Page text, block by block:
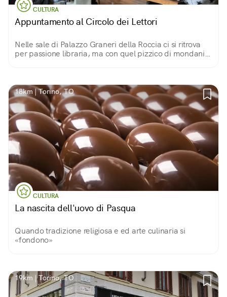
CULTURA
Appuntamento al Circolo dei Lettori
Nelle sale di Palazzo Graneri della Roccia ci si ritrova
per passione libraria, ma con quel pizzico di mondanità
18km | Torino, TO
CULTURA
La nascita dell'uovo di Pasqua
Quando tradizione religiosa e ed arte culinaria si
«fondono»
19km | Torino, TO